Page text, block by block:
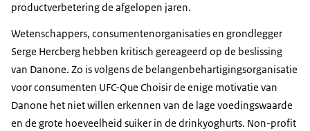
productverbetering de afgelopen jaren.
Wetenschappers, consumentenorganisaties en grondlegger
Serge Hercberg hebben kritisch gereageerd op de beslissing
van Danone. Zo is volgens de belangenbehartigingsorganisatie
voor consumenten UFC-Que Choisirde enige motivatie van
Danone het niet willen erkennen van de lage voedingswaarde
en de grote hoeveelheid suiker in de drinkyoghurts. Non-profit